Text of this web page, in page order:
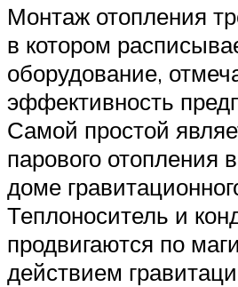
Монтаж отопления
в котором
оборудование,
эффективность
Самой простой
парового отопления
доме
Теплоноситель и
продвигаются по
действием